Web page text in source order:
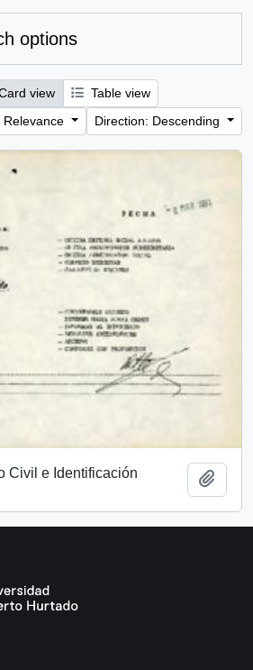
options
view
Table view
Relevance
Direction: Descending
Civil e Identificación